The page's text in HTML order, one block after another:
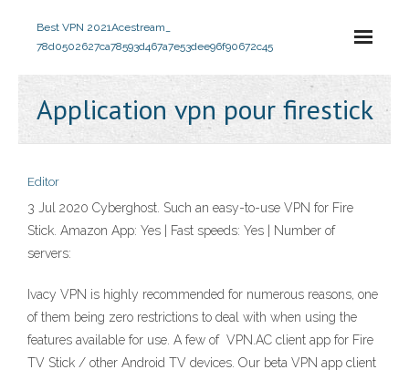
Best VPN 2021Acestream_
78d0502627ca78593d467a7e53dee96f90672c45
Application vpn pour firestick
Editor
3 Jul 2020 Cyberghost. Such an easy-to-use VPN for Fire
Stick. Amazon App: Yes | Fast speeds: Yes | Number of
servers:
Ivacy VPN is highly recommended for numerous reasons, one
of them being zero restrictions to deal with when using the
features available for use. A few of VPN.AC client app for Fire
TV Stick / other Android TV devices. Our beta VPN app client